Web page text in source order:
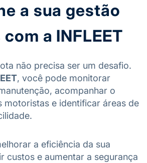
a sua gestão
a INFLEET
não precisa ser um desafio.
, você pode monitorar
acompanhar o
motoristas e identificar áreas de
a eficiência da sua
custos e aumentar a segurança